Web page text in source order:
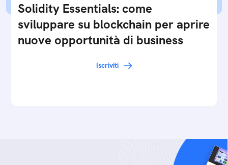
Solidity Essentials: come
sviluppare su blockchain per aprire
nuove opportunità di business
Iscriviti